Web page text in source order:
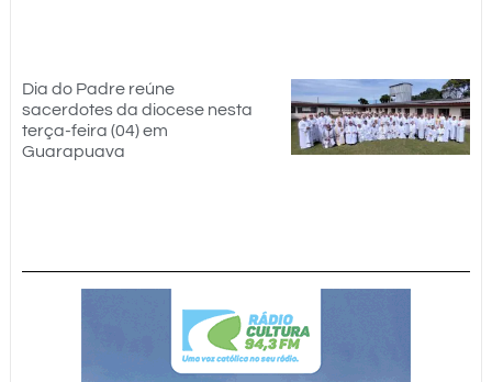
Dia do Padre reúne
sacerdotes da diocese nesta
terça-feira (04) em
Guarapuava